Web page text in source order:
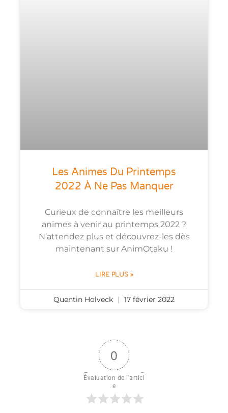
Les Animes Du Printemps
2022 À Ne Pas Manquer
Curieux de connaître les meilleurs
animes à venir au printemps 2022 ?
N’attendez plus et découvrez-les dès
maintenant sur AnimOtaku !
LIRE PLUS »
Quentin Holveck 17 février 2022
0
Évaluation de l'articl
e